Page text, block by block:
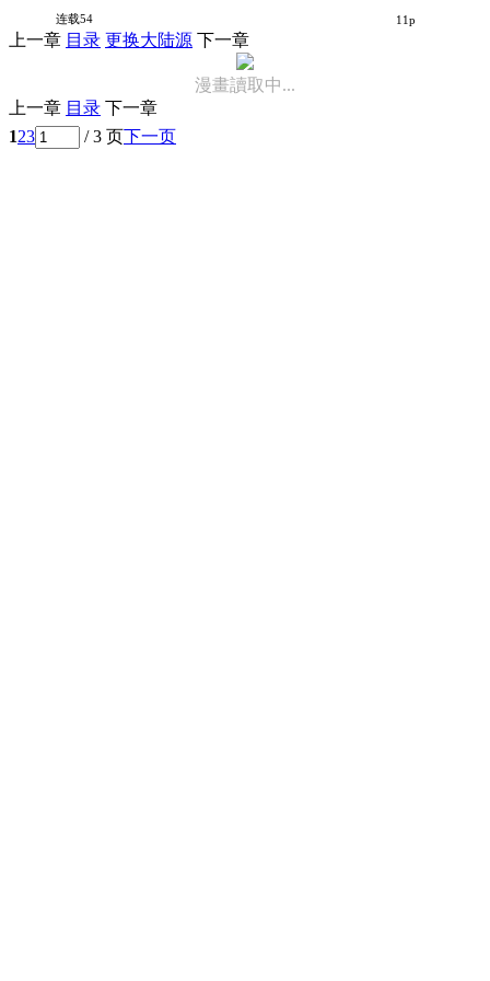
连载54 11p
上一章 目录 更换大陆源 下一章
漫畫讀取中...
上一章 目录 下一章
123 / 3 页下一页